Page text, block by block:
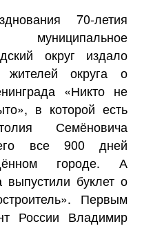
70-летия
округ издало
жителей округа о
«Никто не
в которой есть
Семёновича
все 900 дней
городе. А
выпустили буклет о
Первым
России Владимир